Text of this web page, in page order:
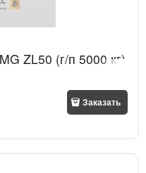
ZL50 (г/п 5000 кг)
Заказать